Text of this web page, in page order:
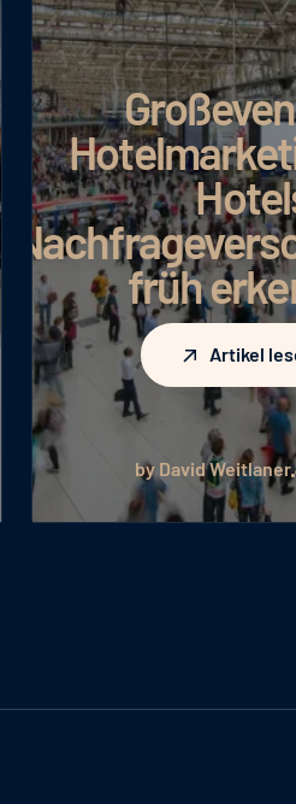
früh
Artikel lesen
Artikel
by David Weitlaner